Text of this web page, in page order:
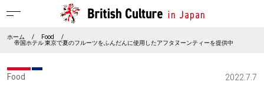
ホーム / Food /
帝国ホテル 東京で夏のフルーツをふんだんに使用したアフタヌーンティーを提供中
Food 2022.7.7